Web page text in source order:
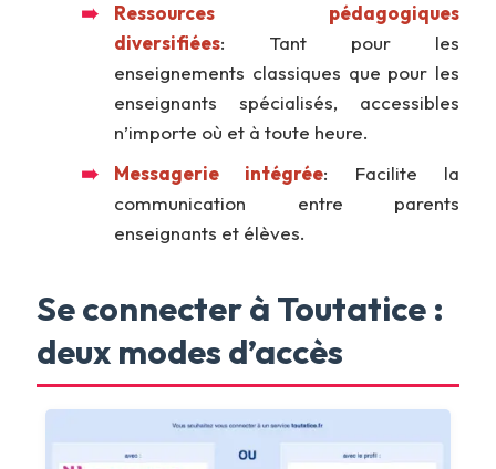
Ressources pédagogiques
diversifiées: Tant pour les
enseignements classiques que pour les
enseignants spécialisés, accessibles
n’importe où et à toute heure.
Messagerie intégrée: Facilite la
communication entre parents
enseignants et élèves.
Se connecter à Toutatice :
deux modes d’accès